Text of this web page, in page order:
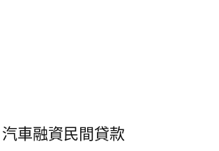
汽車融資民間貸款